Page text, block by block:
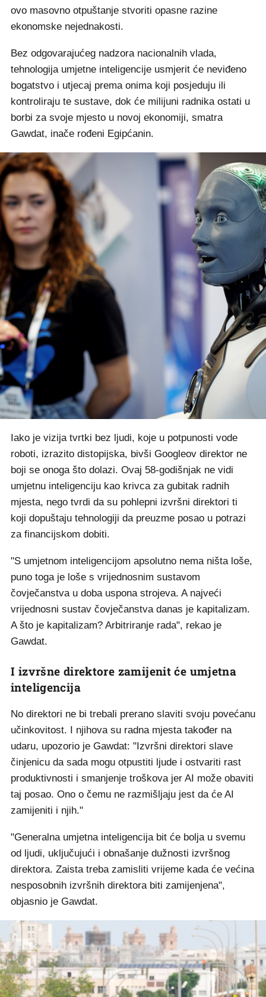
ovo masovno otpuštanje stvoriti opasne razine
ekonomske nejednakosti.
Bez odgovarajućeg nadzora nacionalnih vlada,
tehnologija umjetne inteligencije usmjerit će neviđeno
bogatstvo i utjecaj prema onima koji posjeduju ili
kontroliraju te sustave, dok će milijuni radnika ostati u
borbi za svoje mjesto u novoj ekonomiji, smatra
Gawdat, inače rođeni Egipćanin.
Iako je vizija tvrtki bez ljudi, koje u potpunosti vode
roboti, izrazito distopijska, bivši Googleov direktor ne
boji se onoga što dolazi. Ovaj 58-godišnjak ne vidi
umjetnu inteligenciju kao krivca za gubitak radnih
mjesta, nego tvrdi da su pohlepni izvršni direktori ti
koji dopuštaju tehnologiji da preuzme posao u potrazi
za financijskom dobiti.
"S umjetnom inteligencijom apsolutno nema ništa loše,
puno toga je loše s vrijednosnim sustavom
čovječanstva u doba uspona strojeva. A najveći
vrijednosni sustav čovječanstva danas je kapitalizam.
A što je kapitalizam? Arbitriranje rada", rekao je
Gawdat.
I izvršne direktore zamijenit će umjetna
inteligencija
No direktori ne bi trebali prerano slaviti svoju povećanu
učinkovitost. I njihova su radna mjesta također na
udaru, upozorio je Gawdat: "Izvršni direktori slave
činjenicu da sada mogu otpustiti ljude i ostvariti rast
produktivnosti i smanjenje troškova jer AI može obaviti
taj posao. Ono o čemu ne razmišljaju jest da će AI
zamijeniti i njih."
"Generalna umjetna inteligencija bit će bolja u svemu
od ljudi, uključujući i obnašanje dužnosti izvršnog
direktora. Zaista treba zamisliti vrijeme kada će većina
nesposobnih izvršnih direktora biti zamijenjena",
objasnio je Gawdat.